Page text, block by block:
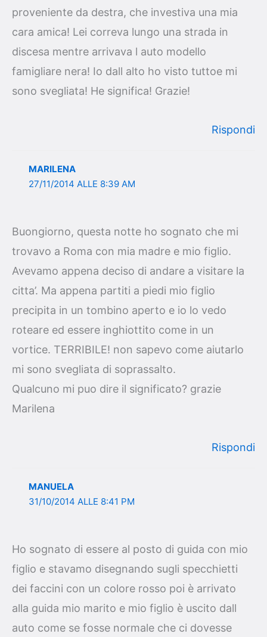
proveniente da destra, che investiva una mia
cara amica! Lei correva lungo una strada in
discesa mentre arrivava l auto modello
famigliare nera! Io dall alto ho visto tuttoe mi
sono svegliata! He significa! Grazie!
Rispondi
MARILENA
27/11/2014 ALLE 8:39 AM
Buongiorno, questa notte ho sognato che mi
trovavo a Roma con mia madre e mio figlio.
Avevamo appena deciso di andare a visitare la
citta’. Ma appena partiti a piedi mio figlio
precipita in un tombino aperto e io lo vedo
roteare ed essere inghiottito come in un
vortice. TERRIBILE! non sapevo come aiutarlo
mi sono svegliata di soprassalto.
Qualcuno mi puo dire il significato? grazie
Marilena
Rispondi
MANUELA
31/10/2014 ALLE 8:41 PM
Ho sognato di essere al posto di guida con mio
figlio e stavamo disegnando sugli specchietti
dei faccini con un colore rosso poi è arrivato
alla guida mio marito e mio figlio è uscito dall
auto come se fosse normale che ci dovesse